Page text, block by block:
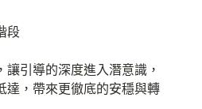
段
，讓引導的深度進入潛意識，
達，帶來更徹底的安穩與轉